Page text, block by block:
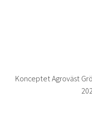
Konceptet Agroväst